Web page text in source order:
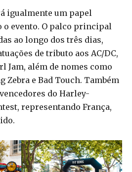
igualmente um papel
o evento. O palco principal
ao longo dos três dias,
de tributo aos AC/DC,
Jam, além de nomes como
Zebra e Bad Touch. Também
do Harley-
representando França,